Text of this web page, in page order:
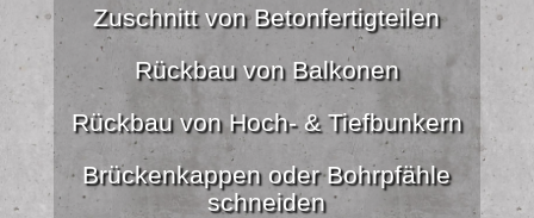
Zuschnitt von Betonfertigteilen
Rückbau von Balkonen
Rückbau von Hoch- & Tiefbunkern
Brückenkappen oder Bohrpfähle
schneiden